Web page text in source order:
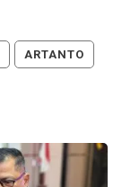
ARTANTO